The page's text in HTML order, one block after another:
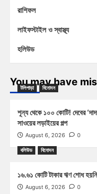
রাশিফল
লাইফস্টাইল ও স্বাস্থ্য
হলিউড
You may have
টলিপাড়া বিনোদন
শূন্য থেকে ১০০ কোটি! দেবের
সাওয়ের লড়াইয়ের গল্প
August 6, 2026 0
বলিউড বিনোদন
১৬.৬১ কোটি টাকার ঋণ শোধ
August 6, 2026 0